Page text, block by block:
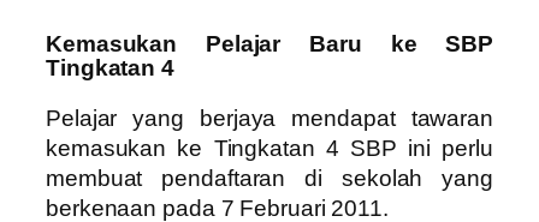
Kemasukan Pelajar Baru ke SBP
Tingkatan 4
Pelajar yang berjaya mendapat tawaran
kemasukan ke Tingkatan 4 SBP ini perlu
membuat pendaftaran di sekolah yang
berkenaan pada 7 Februari 2011.